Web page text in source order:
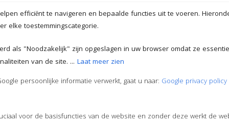
efficiënt te navigeren en bepaalde functies uit te voeren.
elke toestemmingscategorie.
als "Noodzakelijk" zijn opgeslagen in uw browser omdat ze
van de site. ... Laat meer zien
persoonlijke informatie verwerkt, gaat u naar: Google privacy policy
voor de basisfuncties van de website en zonder deze werkt de
Gladiator sportmat
Jiu Jitsu sportmat
Karate sportmat
Kung Fu sportmat
MMA sportmat